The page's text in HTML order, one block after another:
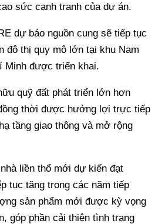
sức cạnh tranh của dự án.
dự báo nguồn cung sẽ tiếp tục
đô thị quy mô lớn tại khu Nam
Minh được triển khai.
quỹ đất phát triển lớn hơn
thời được hưởng lợi trực tiếp
tầng giao thông và mở rộng
liền thổ mới dự kiến đạt
tục tăng trong các năm tiếp
sản phẩm mới được kỳ vọng
góp phần cải thiện tình trạng